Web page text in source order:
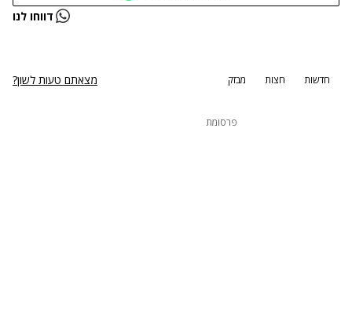
נתקלנו בבעיה דווחו לנו
חדשות חצות מבזק מצאתם טעות לשון?
פרסומת